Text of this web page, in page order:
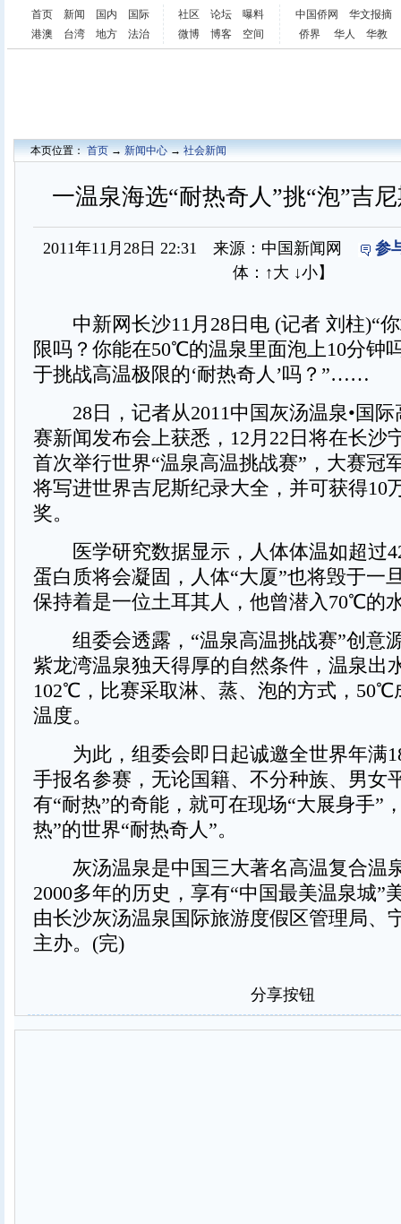
首页 新闻 国内
国际
港澳
台湾 地方 法治
社区 论坛
曝料
微博
博客 空间
中国侨网
华文报摘
侨界
华人 华教
本页位置：首页→新闻中心→社会新闻
一温泉海选“耐热奇人”挑“泡”吉
2011年11月28日 22:31 来源：中国新闻网
参
体： ↑大 ↓小】
中新网长沙11月28日电 (记者 刘柱)“
限吗？你能在50℃的温泉里面泡上10分钟
于挑战高温极限的‘耐热奇人’吗？”……
28日，记者从2011中国灰汤温泉•国际
赛新闻发布会上获悉，12月22日将在长沙
首次举行世界“温泉高温挑战赛”，大赛冠
将写进世界吉尼斯纪录大全，并可获得10
奖。
医学研究数据显示，人体体温如超过
蛋白质将会凝固，人体“大厦”也将毁于一
保持着是一位土耳其人，他曾潜入70℃的
组委会透露，“温泉高温挑战赛”创意
紫龙湾温泉独天得厚的自然条件，温泉出
102℃，比赛采取淋、蒸、泡的方式，50℃
温度。
为此，组委会即日起诚邀全世界年满
手报名参赛，无论国籍、不分种族、男女
有“耐热”的奇能，就可在现场“大展身手”
热”的世界“耐热奇人”。
灰汤温泉是中国三大著名高温复合温
2000多年的历史，享有“中国最美温泉城”
由长沙灰汤温泉国际旅游度假区管理局、
主办。(完)
分享按钮